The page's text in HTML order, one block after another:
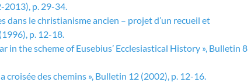
2013), p. 29-34.
dans le christianisme ancien – projet d’un recueil et
p. 12-18.
in the scheme of Eusebius’ Ecclesiastical History », Bulletin 8
croisée des chemins », Bulletin 12 (2002), p. 12-16.